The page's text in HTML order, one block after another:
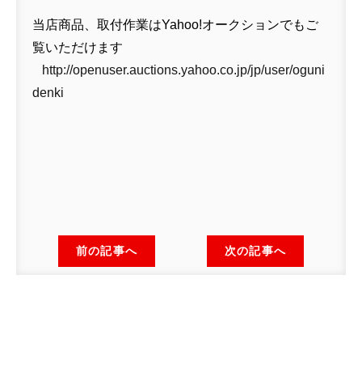
当店商品、取付作業はYahoo!オークションでもご
覧いただけます
http://openuser.auctions.yahoo.co.jp/jp/user/oguni
denki
前の記事へ 次の記事へ